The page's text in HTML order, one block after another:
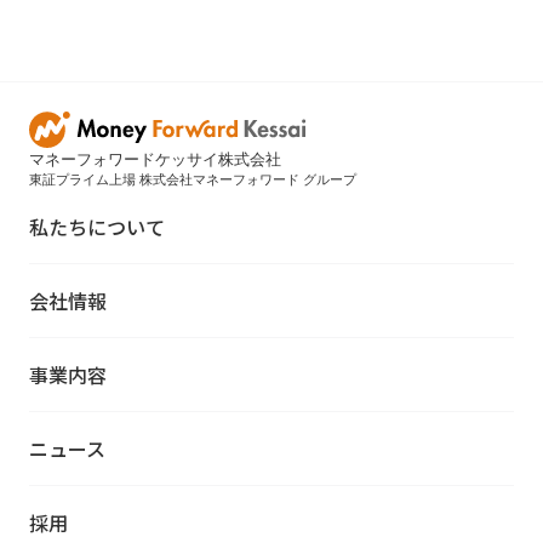
マネーフォワードケッサイ株式会社
東証プライム上場 株式会社マネーフォワード グループ
私たちについて
会社情報
事業内容
ニュース
採用